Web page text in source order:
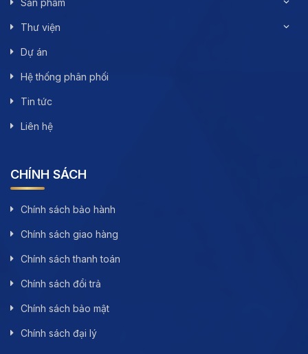
Sản phẩm
Thư viện
Dự án
Hệ thống phân phối
Tin tức
Liên hệ
CHÍNH SÁCH
Chính sách bảo hành
Chính sách giao hàng
Chính sách thanh toán
Chính sách đổi trả
Chính sách bảo mật
Chính sách đại lý